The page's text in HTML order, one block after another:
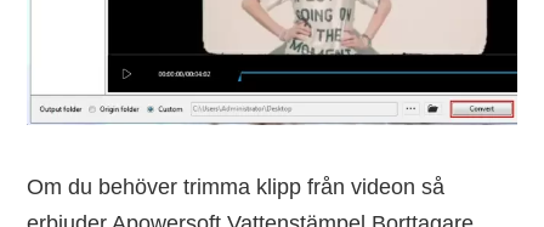
Om du behöver trimma klipp från videon så